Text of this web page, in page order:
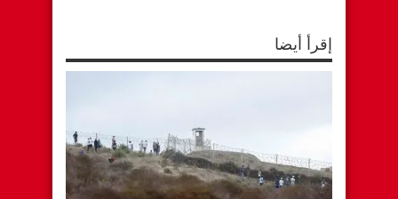
إقرأ أيضا